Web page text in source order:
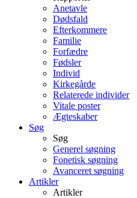
Anetavle
Dødsfald
Efterkommere
Familie
Forfædre
Fødsler
Individ
Kirkegårde
Relaterede individer
Vitale poster
Ægteskaber
Søg
Søg
Generel søgning
Fonetisk søgning
Avanceret søgning
Artikler
Artikler